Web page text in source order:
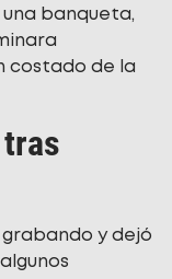
banqueta,
costado de la
y dejó